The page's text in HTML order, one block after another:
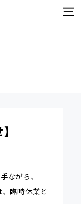
ながら、
臨時休業と